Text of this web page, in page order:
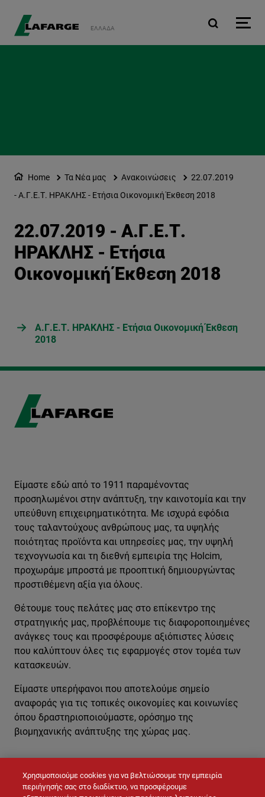
ΕΛΛΆΔΑ
Home Τα Νέα μας Ανακοινώσεις
22.07.2019
- Α.Γ.Ε.Τ. ΗΡΑΚΛΗΣ - Ετήσια Οικονομική Έκθεση 2018
22.07.2019 - Α.Γ.Ε.Τ.
ΗΡΑΚΛΗΣ - Ετήσια
Οικονομική Έκθεση 2018
Α.Γ.Ε.Τ. ΗΡΑΚΛΗΣ - Ετήσια Οικονομική Έκθεση
2018
ΕΠΙΚΟΙΝΩΝΉΣΤΕ ΜΑΖΊ ΜΑΣ
Είμαστε εδώ από το 1911 παραμένοντας
προσηλωμένοι στην ανάπτυξη, την καινοτομία και την
υπεύθυνη επιχειρηματικότητα. Με ισχυρά εφόδια
τους ταλαντούχους ανθρώπους μας, τα υψηλής
ποιότητας προϊόντα και υπηρεσίες μας, την υψηλή
τεχνογνωσία και τη διεθνή εμπειρία της Holcim,
προχωράμε μπροστά με προοπτική δημιουργώντας
προστιθέμενη αξία για όλους.
Θέτουμε τους πελάτες μας στο επίκεντρο της
στρατηγικής μας, προβλέπουμε τις διαφοροποιημένες
ανάγκες τους και προσφέρουμε αξιόπιστες λύσεις
που καλύπτουν όλες τις εφαρμογές στον τομέα των
κατασκευών.
Είμαστε υπερήφανοι που αποτελούμε σημείο
αναφοράς για τις τοπικές οικονομίες και κοινωνίες
όπου δραστηριοποιούμαστε, ορόσημο της
βιομηχανικής ανάπτυξης της χώρας μας.
Χρησιμοποιούμε cookies για να βελτιώσουμε την εμπειρία
περιήγησής σας στο διαδίκτυο, να προσφέρουμε